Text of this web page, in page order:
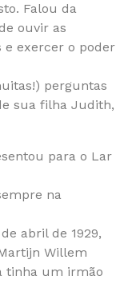
Falou da
ouvir as
e exercer o poder
perguntas
sua filha Judith,
para o Lar
na
abril de 1929,
Willem
tinha um irmão